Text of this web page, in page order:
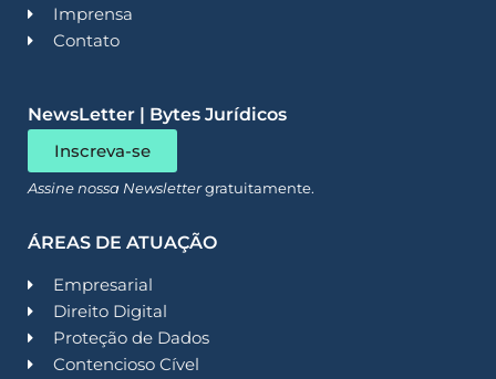
Imprensa
Contato
NewsLetter | Bytes Jurídicos
Inscreva-se
Assine nossa Newslettergratuitamente.
ÁREAS DE ATUAÇÃO
Empresarial
Direito Digital
Proteção de Dados
Contencioso Cível